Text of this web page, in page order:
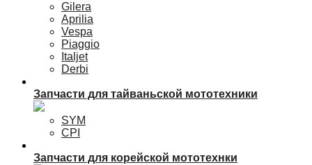
Gilera
Aprilia
Vespa
Piaggio
Italjet
Derbi
Запчасти для тайваньской мототехники
SYM
CPI
Запчасти для корейской мототехнки